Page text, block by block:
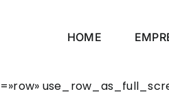
HOME